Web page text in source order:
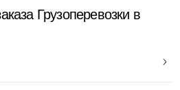
Грузоперевозки в